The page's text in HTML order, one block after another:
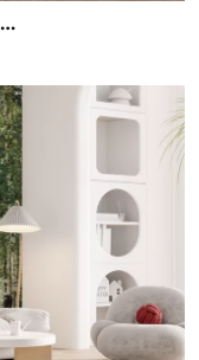
Grene med hvide blomster på en blød beige baggrund